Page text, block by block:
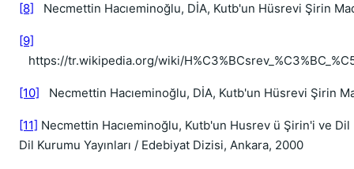
[8] Necmettin Hacıeminoğlu, DİA, Kutb'un Hüsrevi Şirin
[9]
https://tr.wikipedia.org/wiki/
[10] Necmettin Hacıeminoğlu, DİA, Kutb'un Hüsrevi Şirin
[11] Necmettin Hacıeminoğlu, Kutb'un Husrev ü Şirin'i ve
Dil Kurumu Yayınları / Edebiyat Dizisi, Ankara, 2000